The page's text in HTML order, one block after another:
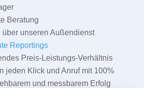
Beratung
über unseren Außendienst
Reportings
Preis-Leistungs-Verhältnis
jeden Klick und Anruf mit 100%
und messbarem Erfolg